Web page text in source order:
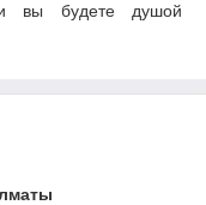
и вы будете душой